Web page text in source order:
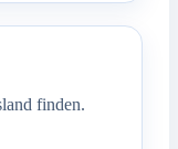
finden.